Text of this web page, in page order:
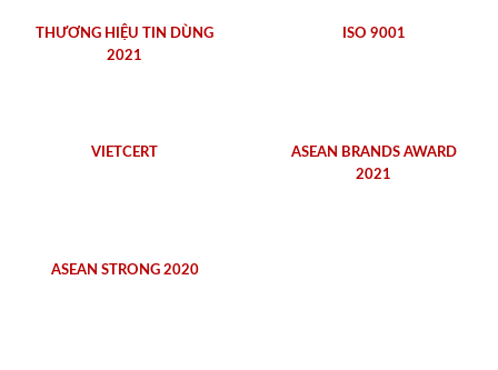
THƯƠNG HIỆU TIN DÙNG
2021
ISO 9001
VIETCERT
ASEAN BRANDS AWARD
2021
ASEAN STRONG 2020